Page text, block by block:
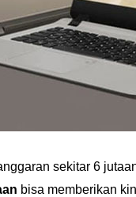
sekitar 6
bisa memberikan